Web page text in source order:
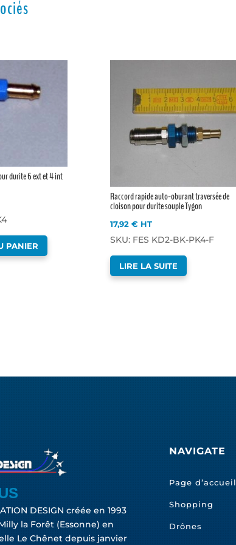
durite 6 ext et 4 int
PANIER
Raccord rapide auto-oburant traversée de
cloison pour durite souple Tygon
17,92€ HT
SKU: FES KD2-BK-PK4-F
LIRE LA SUITE
DESIGN créée en 1993
la Forêt (Essonne) en
Le Chênet depuis janvier
NAVIGATE
Page d’accueil
Shopping
Drônes